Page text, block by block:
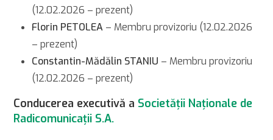
(12.02.2026 – prezent)
Florin PETOLEA – Membru provizoriu (12.02.2026
– prezent)
Constantin-Mădălin STANIU – Membru provizoriu
(12.02.2026 – prezent)
Conducerea executivă a Societăţii Naţionale de
Radicomunicaţii S.A.